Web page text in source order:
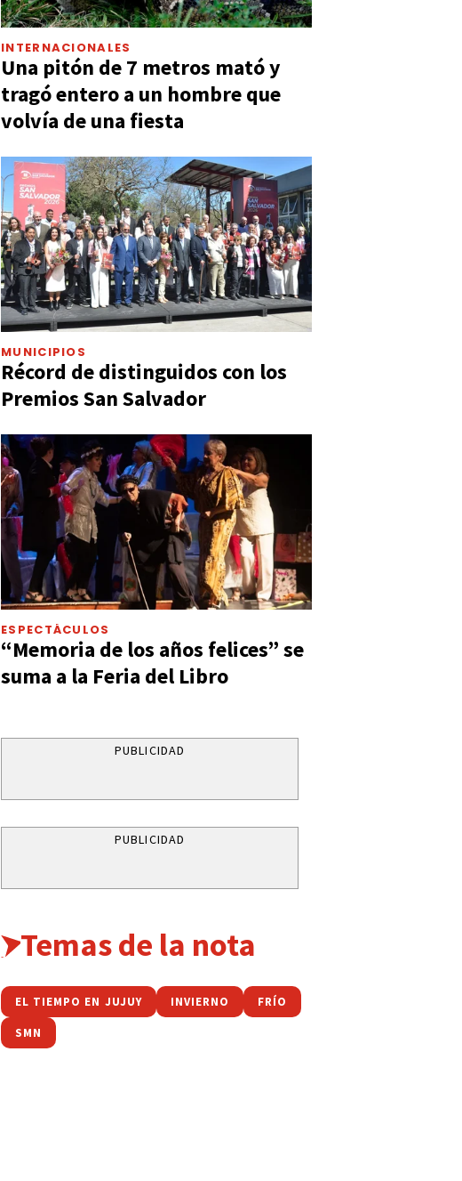
INTERNACIONALES
Una pitón de 7 metros mató y
tragó entero a un hombre que
volvía de una fiesta
MUNICIPIOS
Récord de distinguidos con los
Premios San Salvador
ESPECTÁCULOS
“Memoria de los años felices” se
suma a la Feria del Libro
PUBLICIDAD
PUBLICIDAD
Temas de la nota
EL TIEMPO EN JUJUY INVIERNO FRÍO
SMN